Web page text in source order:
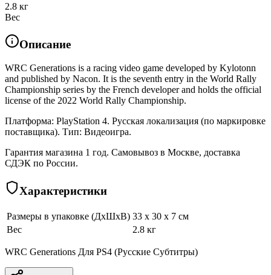
2.8 кг
Вес
Описание
WRC Generations is a racing video game developed by Kylotonn
and published by Nacon. It is the seventh entry in the World Rally
Championship series by the French developer and holds the official
license of the 2022 World Rally Championship.
Платформа: PlayStation 4. Русская локализация (по маркировке
поставщика). Тип: Видеоигра.
Гарантия магазина 1 год. Самовывоз в Москве, доставка
СДЭК по России.
Характеристики
Размеры в упаковке (ДхШхВ) 33 x 30 x 7 см
Вес
2.8 кг
WRC Generations Для PS4 (Русские Субтитры)